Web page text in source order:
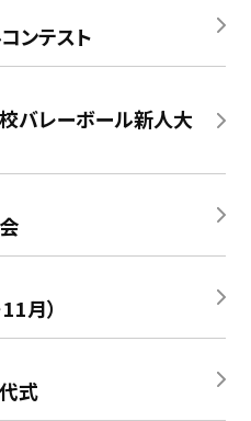
ンテスト
バレーボール新人大
月）
式